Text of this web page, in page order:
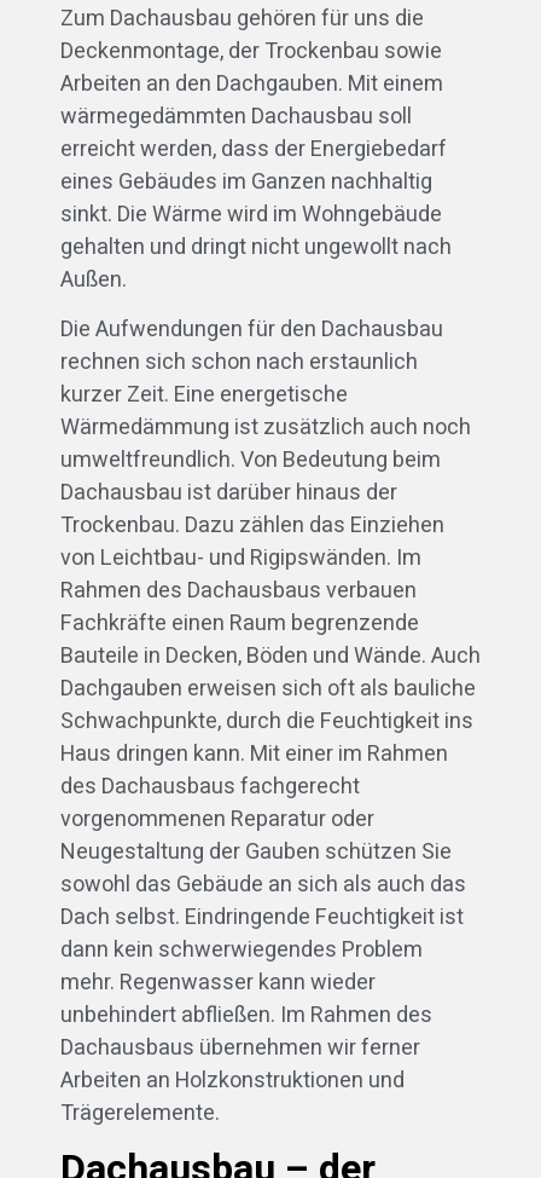
Zum Dachausbau gehören für uns die
Deckenmontage, der Trockenbau sowie
Arbeiten an den Dachgauben. Mit einem
wärmegedämmten Dachausbau soll
erreicht werden, dass der Energiebedarf
eines Gebäudes im Ganzen nachhaltig
sinkt. Die Wärme wird im Wohngebäude
gehalten und dringt nicht ungewollt nach
Außen.
Die Aufwendungen für den Dachausbau
rechnen sich schon nach erstaunlich
kurzer Zeit. Eine energetische
Wärmedämmung ist zusätzlich auch noch
umweltfreundlich. Von Bedeutung beim
Dachausbau ist darüber hinaus der
Trockenbau. Dazu zählen das Einziehen
von Leichtbau- und Rigipswänden. Im
Rahmen des Dachausbaus verbauen
Fachkräfte einen Raum begrenzende
Bauteile in Decken, Böden und Wände. Auch
Dachgauben erweisen sich oft als bauliche
Schwachpunkte, durch die Feuchtigkeit ins
Haus dringen kann. Mit einer im Rahmen
des Dachausbaus fachgerecht
vorgenommenen Reparatur oder
Neugestaltung der Gauben schützen Sie
sowohl das Gebäude an sich als auch das
Dach selbst. Eindringende Feuchtigkeit ist
dann kein schwerwiegendes Problem
mehr. Regenwasser kann wieder
unbehindert abfließen. Im Rahmen des
Dachausbaus übernehmen wir ferner
Arbeiten an Holzkonstruktionen und
Trägerelemente.